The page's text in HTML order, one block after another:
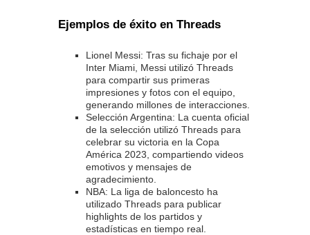
Ejemplos de éxito en Threads
Lionel Messi: Tras su fichaje por el
Inter Miami, Messi utilizó Threads
para compartir sus primeras
impresiones y fotos con el equipo,
generando millones de interacciones.
Selección Argentina: La cuenta oficial
de la selección utilizó Threads para
celebrar su victoria en la Copa
América 2023, compartiendo videos
emotivos y mensajes de
agradecimiento.
NBA: La liga de baloncesto ha
utilizado Threads para publicar
highlights de los partidos y
estadísticas en tiempo real.